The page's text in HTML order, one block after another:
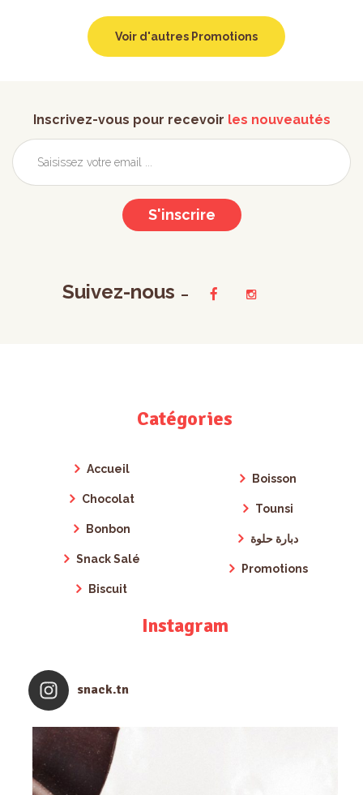
Voir d'autres Promotions
Inscrivez-vous pour recevoir les nouveautés
S'inscrire
Suivez-nous
Catégories
Accueil
Chocolat
Bonbon
Snack Salé
Biscuit
Boisson
Tounsi
دبارة حلوة
Promotions
Instagram
snack.tn